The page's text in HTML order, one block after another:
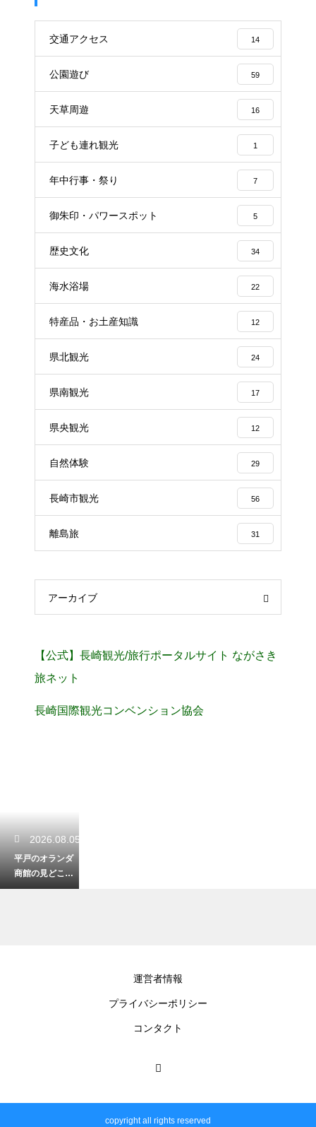
交通アクセス 14
公園遊び 59
天草周遊 16
子ども連れ観光 1
年中行事・祭り 7
御朱印・パワースポット 5
歴史文化 34
海水浴場 22
特産品・お土産知識 12
県北観光 24
県南観光 17
県央観光 12
自然体験 29
長崎市観光 56
離島旅 31
アーカイブ
【公式】長崎観光/旅行ポータルサイト ながさき
旅ネット
長崎国際観光コンベンション協会
2026.08.05
平戸のオランダ
商館の見どころ
とは？異国情緒
運営者情報
プライバシーポリシー
コンタクト
copyright all rights reserved